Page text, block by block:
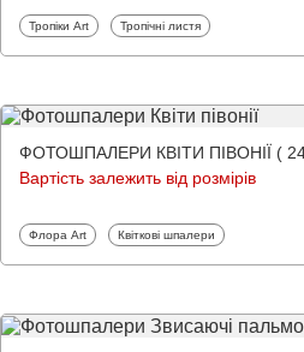
Фотошпалери
Тропіки Art Фотошпалери
Тропічні листя
ФОТОШПАЛЕРИ КВІТИ ПІВОНІЇ (
Вартість залежить від розмірів
Фотошпалери
Флора Art Фотошпалери
Квіткові шпалери